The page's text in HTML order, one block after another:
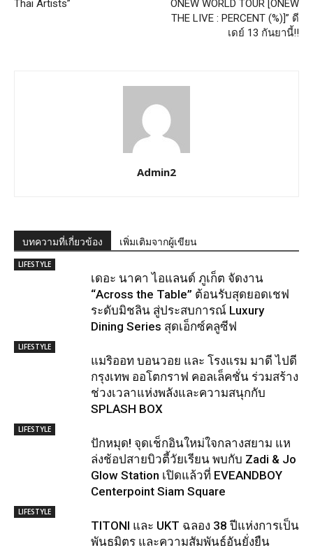
Thai Artists”
ONEW WORLD TOUR [ONEW
THE LIVE : PERCENT (%)]” ดี
เดย์ 13 กันยานี้!!
Admin2
บทความที่เกี่ยวข้อง เพิ่มเติมจากผู้เขียน
LIFESTYLE
เดอะ นาคา ไอแลนด์ ภูเก็ต จัดงาน
“Across the Table” ต้อนรับสุดยอดเชฟ
ระดับมิชลิน สู่ประสบการณ์ Luxury
Dining Series สุดเอ็กซ์คลูซีฟ
LIFESTYLE
แมริออท บอนวอย และ โรงแรม มาดี ไปดี
กรุงเทพ ออโตกราฟ คอลเล็คชั่น ร่วมสร้าง
ช่วงเวลาแห่งพลังและความสนุกกับ
SPLASH BOX
LIFESTYLE
ปักหมุด! จุดเช็กอินใหม่ใจกลางสยาม แห
ล่งช้อปสายบิวตี้วัยเรียน พบกับ Zadi & Jo
Glow Station เปิดแล้วที่ EVEANDBOY
Centerpoint Siam Square
LIFESTYLE
TITONI และ UKT ฉลอง 38 ปีแห่งการเป็น
พันธมิตร และความสัมพันธ์อันยั่งยืน